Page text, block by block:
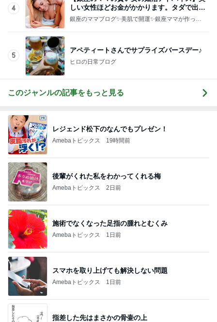
4
しい女性ほどお金がかかります。タダで出会
えると思うなよ
銀座のママブログ✨美肌で開運✨銀座ママが作った
5
アペティートさんでサプライズバースデー♪
ヒロの日常ブログ
このジャンルの記事をもっと見る
レジェンド松下のなんでもプレゼン！
Amebaトピックス 19時間前
後輩がくれた私をわかってくれる梅
Amebaトピックス 2日前
施術でなくなった足指の腫れとむくみ
Amebaトピックス 1日前
スマホを取り上げても解決しない問題
Amebaトピックス 1日前
指差した先はまさかの骨壷の上